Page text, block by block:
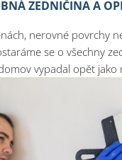
ZEDNIČINA A
nerovné povrchy
se o všechny
vypadal opět jako